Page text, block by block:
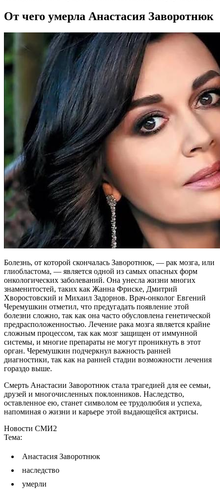
От чего умерла Анастасия Заворотнюк
Болезнь, от которой скончалась Заворотнюк, — рак мозга, или
глиобластома, — является одной из самых опасных форм
онкологических заболеваний. Она унесла жизни многих
знаменитостей, таких как Жанна Фриске, Дмитрий
Хворостовский и Михаил Задорнов. Врач-онколог Евгений
Черемушкин отметил, что предугадать появление этой
болезни сложно, так как она часто обусловлена генетической
предрасположенностью. Лечение рака мозга является крайне
сложным процессом, так как мозг защищен от иммунной
системы, и многие препараты не могут проникнуть в этот
орган. Черемушкин подчеркнул важность ранней
диагностики, так как на ранней стадии возможности лечения
гораздо выше.
Смерть Анастасии Заворотнюк стала трагедией для ее семьи,
друзей и многочисленных поклонников. Наследство,
оставленное ею, станет символом ее трудолюбия и успеха,
напоминая о жизни и карьере этой выдающейся актрисы.
Новости СМИ2
Тема:
Анастасия Заворотнюк
наследство
умерли